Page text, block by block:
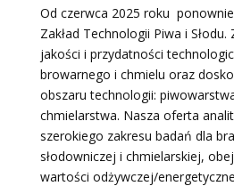
Od czerwca 2025 roku
Zakład Technologii Piwa i
jakości i przydatności
browarnego i chmielu oraz
obszaru technologii:
chmielarstwa. Nasza oferta
szerokiego zakresu badań dla
słodowniczej i chmielarskiej,
wartości odżywczej/